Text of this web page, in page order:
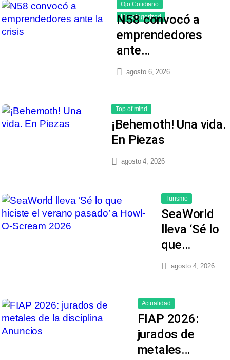
Ojo Cotidiano
Uncategorized
N58 convocó a
emprendedores
ante…
agosto 6, 2026
Top of mind
¡Behemoth! Una vida.
En Piezas
agosto 4, 2026
Turismo
SeaWorld
lleva ‘Sé lo
que…
agosto 4, 2026
Actualidad
FIAP 2026:
jurados de
metales…